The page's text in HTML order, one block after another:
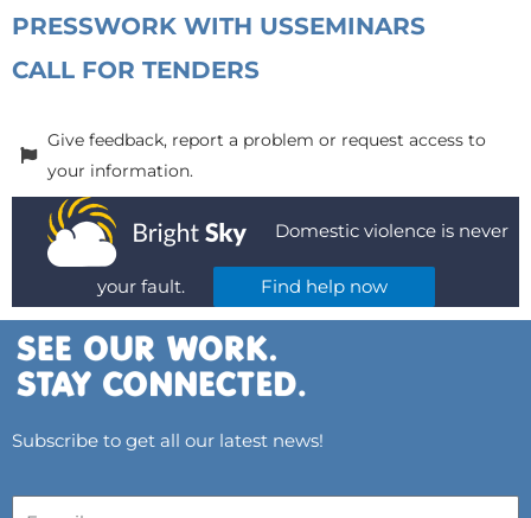
PRESSWORK WITH USSEMINARS
CALL FOR TENDERS
Give feedback, report a problem or request access to
your information.
Domestic violence is never
your fault. Find help now
Subscribe to get all our latest news!